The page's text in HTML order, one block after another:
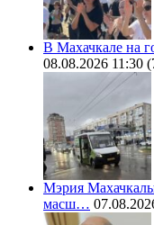
В Махачкале на
08.08.2026 11:30
Мэрия
масш…